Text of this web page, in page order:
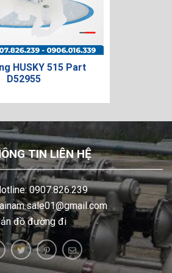
515 Part
TIN LIÊN HỆ
0907.826.239
đồ đường đi